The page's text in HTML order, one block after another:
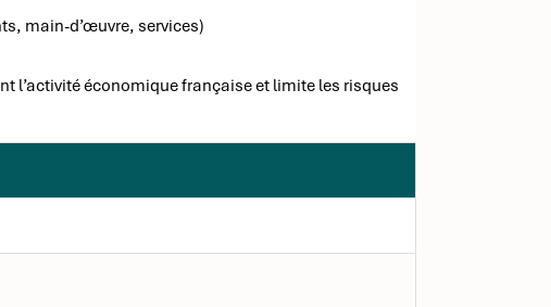
main-d’œuvre, services)
l’activité économique française et limite les risques